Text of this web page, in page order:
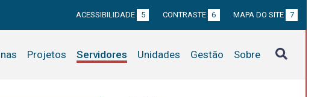
ACESSIBILIDADE 5 CONTRASTE 6 MAPA DO SITE 7
Projetos Servidores Unidades Gestão Sobre